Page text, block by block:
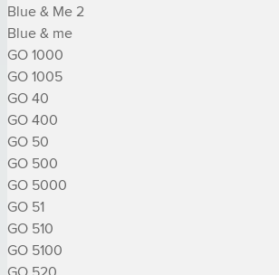
Blue & Me 2
Blue & me
GO 1000
GO 1005
GO 40
GO 400
GO 50
GO 500
GO 5000
GO 51
GO 510
GO 5100